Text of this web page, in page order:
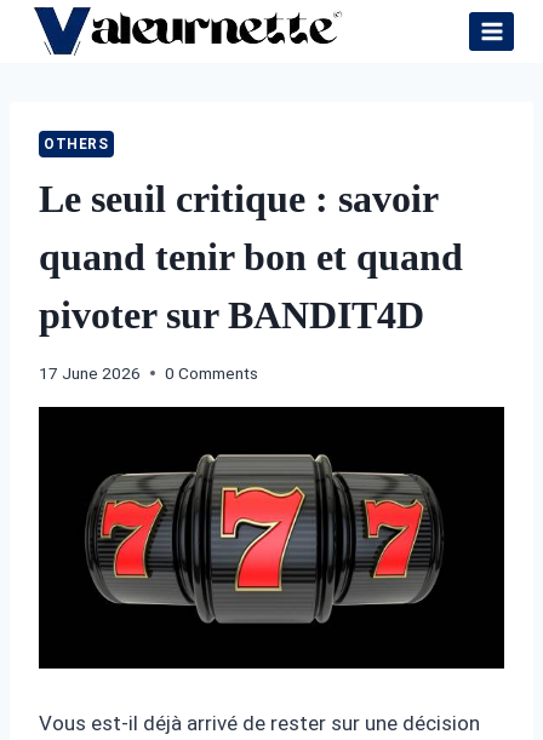
Skip
OTHERS
Le seuil critique : savoir
quand tenir bon et quand
pivoter sur BANDIT4D
17 June 2026 0 Comments
Vous est-il déjà arrivé de rester sur une décision